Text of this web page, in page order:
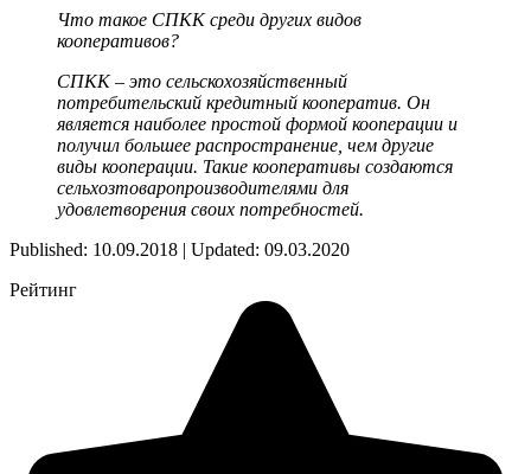
Что такое СПКК среди других видов
кооперативов?
СПКК – это сельскохозяйственный
потребительский кредитный кооператив. Он
является наиболее простой формой кооперации и
получил большее распространение, чем другие
виды кооперации. Такие кооперативы создаются
сельхозтоваропроизводителями для
удовлетворения своих потребностей.
Published: 10.09.2018 | Updated: 09.03.2020
Рейтинг